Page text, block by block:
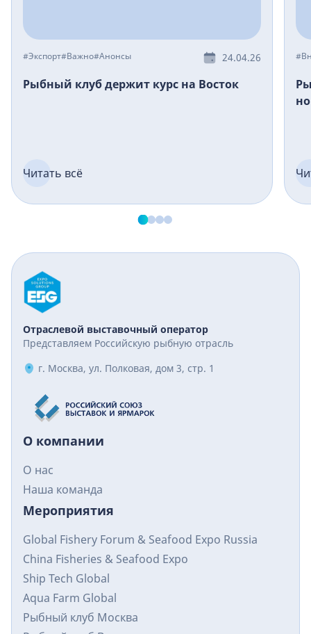
#Экспорт#Важно#Анонсы 24.04.26
Рыбный клуб держит курс на Восток
Читать всё
Отраслевой выставочный оператор
Представляем Российскую рыбную отрасль
г. Москва, ул. Полковая, дом 3, стр. 1
О компании
О нас
Наша команда
Мероприятия
Global Fishery Forum & Seafood Expo Russia
China Fisheries & Seafood Expo
Ship Tech Global
Aqua Farm Global
Рыбный клуб Москва